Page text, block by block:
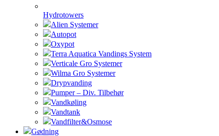
Hydrotowers
Alien Systemer
Autopot
Oxypot
Terra Aquatica Vandings System
Verticale Gro Systemer
Wilma Gro Systemer
Drypvanding
Pumper – Div. Tilbehør
Vandkøling
Vandtank
Vandfilter&Osmose
Gødning